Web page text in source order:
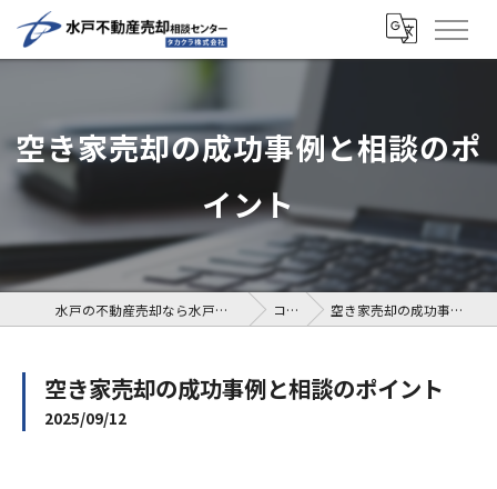
空き家売却の成功事例と相談のポ
イント
水戸の不動産売却なら水戸不動産売却相談センター コラム 空き家売却の成功事例と相談のポイント
空き家売却の成功事例と相談のポイント
2025/09/12